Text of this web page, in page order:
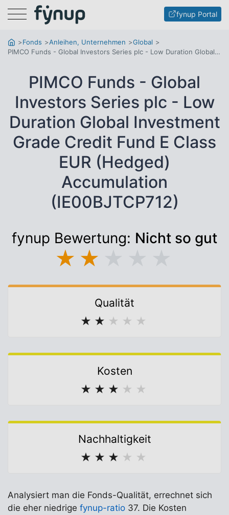
Menu fynup Portal
Fonds Anleihen, Unternehmen
Global
PIMCO Funds - Global Investors Series plc - Low Duration Global Investment Grade Credit Fund E Class EUR (Hedged) Accumulation
PIMCO Funds - Global
Investors Series plc - Low
Duration Global Investment
Grade Credit Fund E Class
EUR (Hedged)
Accumulation
(IE00BJTCP712)
fynup Bewertung: Nicht so gut
★ ★
Qualität
★ ★ ★ ★ ★
Kosten
★ ★ ★ ★ ★
Nachhaltigkeit
★ ★ ★ ★ ★
Analysiert man die Fonds-Qualität, errechnet sich
die eher niedrige fynup-ratio 37. Die Kosten